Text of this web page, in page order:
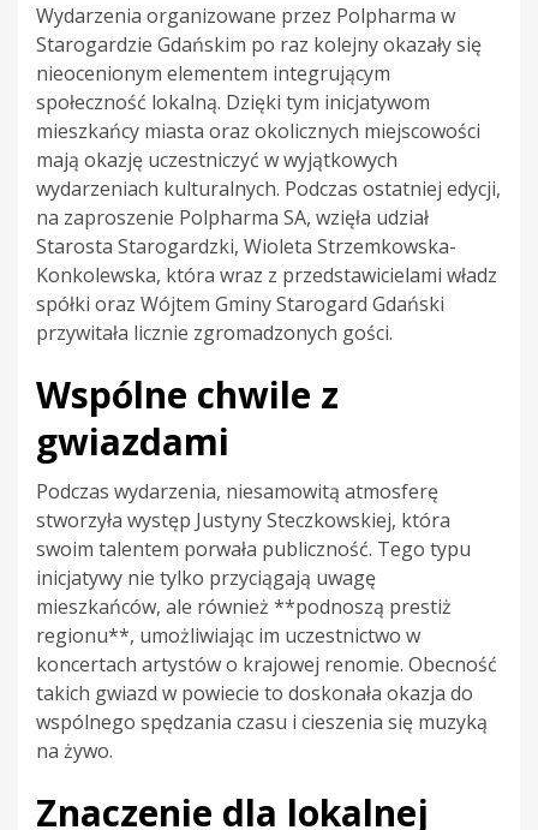
Wydarzenia organizowane przez Polpharma w
Starogardzie Gdańskim po raz kolejny okazały się
nieocenionym elementem integrującym
społeczność lokalną. Dzięki tym inicjatywom
mieszkańcy miasta oraz okolicznych miejscowości
mają okazję uczestniczyć w wyjątkowych
wydarzeniach kulturalnych. Podczas ostatniej edycji,
na zaproszenie Polpharma SA, wzięła udział
Starosta Starogardzki, Wioleta Strzemkowska-
Konkolewska, która wraz z przedstawicielami władz
spółki oraz Wójtem Gminy Starogard Gdański
przywitała licznie zgromadzonych gości.
Wspólne chwile z
gwiazdami
Podczas wydarzenia, niesamowitą atmosferę
stworzyła występ Justyny Steczkowskiej, która
swoim talentem porwała publiczność. Tego typu
inicjatywy nie tylko przyciągają uwagę
mieszkańców, ale również **podnoszą prestiż
regionu**, umożliwiając im uczestnictwo w
koncertach artystów o krajowej renomie. Obecność
takich gwiazd w powiecie to doskonała okazja do
wspólnego spędzania czasu i cieszenia się muzyką
na żywo.
Znaczenie dla lokalnej